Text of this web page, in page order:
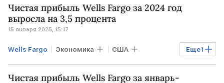
Dow Jones Nasdaq Composite
Чистая прибыль Wells Fargo за 2024 год
выросла на 3,5 процента
15 января 2025, 15:17
Еще1
Wells Fargo Экономика США
чистая прибыль
Чистая прибыль Wells Fargo за январь-